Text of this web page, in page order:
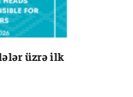
üzrə ilk